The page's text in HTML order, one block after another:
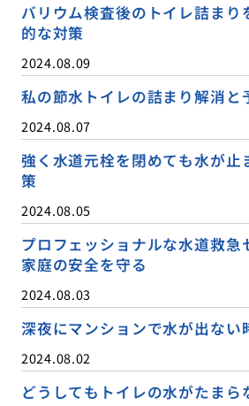
バリウム検査後のトイレ詰まり
的な対策
2024.08.09
私の節水トイレの詰まり解消と
2024.08.07
強く水道元栓を閉めても水が止
策
2024.08.05
プロフェッショナルな水道救急
家庭の安全を守る
2024.08.03
深夜にマンションで水が出ない
2024.08.02
どうしてもトイレの水がたまら